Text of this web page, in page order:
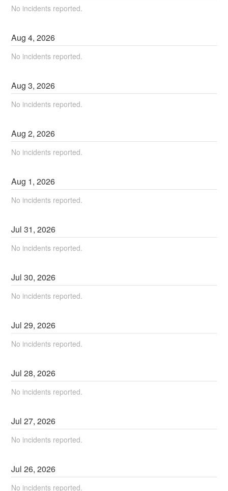
No incidents reported.
Aug4,2026
No incidents reported.
Aug3,2026
No incidents reported.
Aug2,2026
No incidents reported.
Aug 1,2026
No incidents reported.
Jul31,2026
No incidents reported.
Jul30,2026
No incidents reported.
Jul29,2026
No incidents reported.
Jul28,2026
No incidents reported.
Jul27,2026
No incidents reported.
Jul26,2026
No incidents reported.